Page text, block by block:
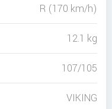
R (170 km/h)
12.1 kg
107/105
VIKING